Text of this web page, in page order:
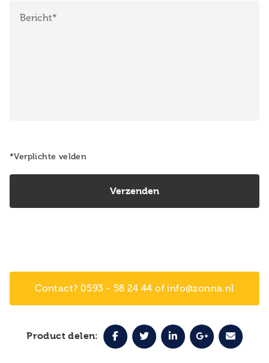
*Verplichte velden
Contact? 0593 - 58 24 44 of info@zonna.nl
Product delen: